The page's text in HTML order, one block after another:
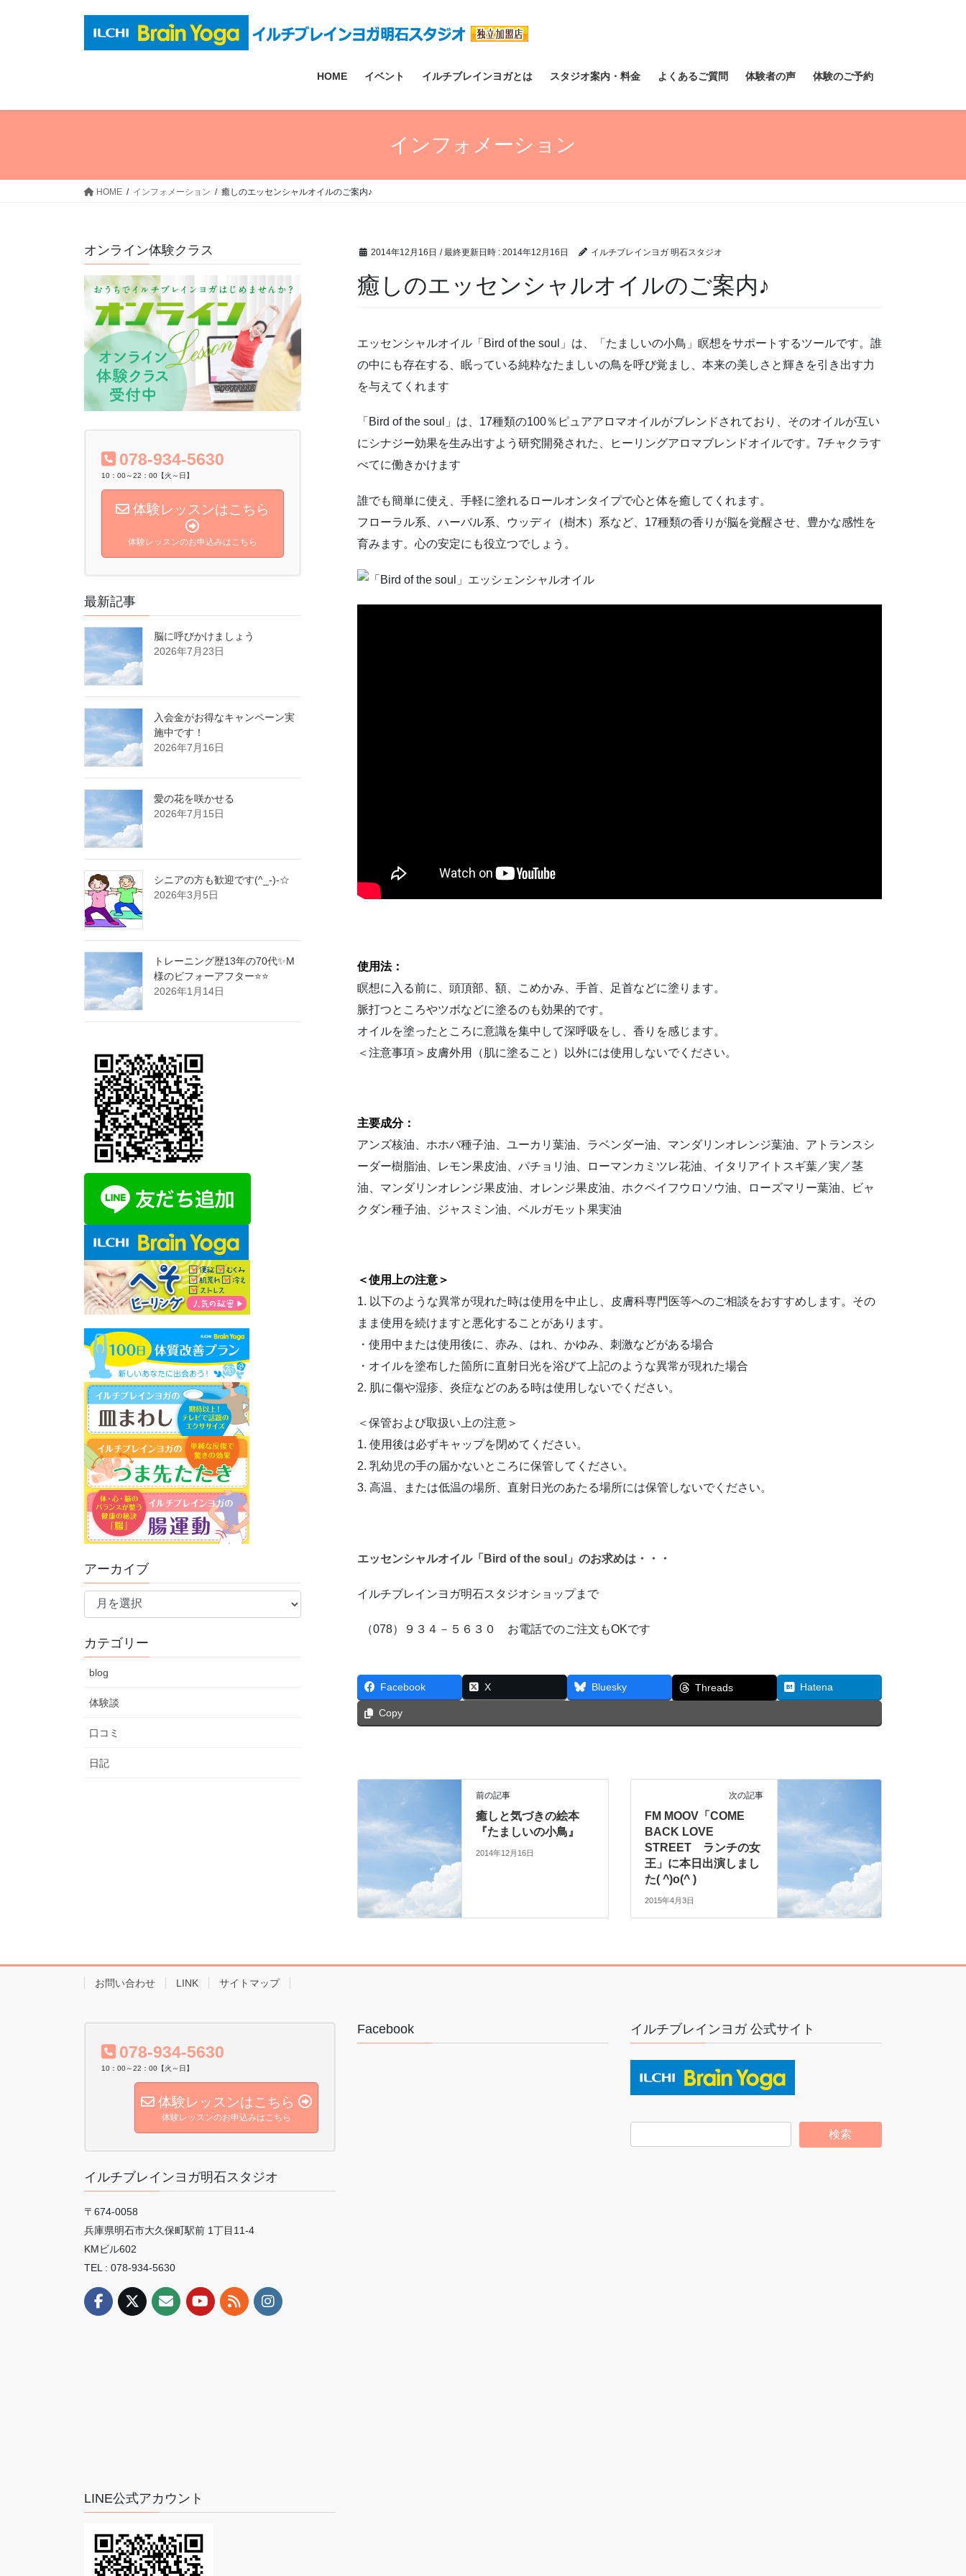
ス
ン
HOME イベント イルチブレインヨガとは スタジオ案内・料金 よくあるご質問 体験者の声 体験のご予約
インフォメーション
HOME インフォメーション 癒しのエッセンシャルオイルのご案内♪
2014年12月16日 / 最終更新日時 : 2014年12月16日 イルチブレインヨガ 明石スタジオ
癒しのエッセンシャルオイルのご案内♪
エッセンシャルオイル「Bird of the soul」は、「たましいの小鳥」瞑想をサポートするツールです。誰
の中にも存在する、眠っている純粋なたましいの鳥を呼び覚まし、本来の美しさと輝きを引き出す力
を与えてくれます
「Bird of the soul」は、17種類の100％ピュアアロマオイルがブレンドされており、そのオイルが互い
にシナジー効果を生み出すよう研究開発された、ヒーリングアロマブレンドオイルです。7チャクラす
べてに働きかけます
誰でも簡単に使え、手軽に塗れるロールオンタイプで心と体を癒してくれます。
フローラル系、ハーバル系、ウッディ（樹木）系など、17種類の香りが脳を覚醒させ、豊かな感性を
育みます。心の安定にも役立つでしょう。
使用法：
瞑想に入る前に、頭頂部、額、こめかみ、手首、足首などに塗ります。
脈打つところやツボなどに塗るのも効果的です。
オイルを塗ったところに意識を集中して深呼吸をし、香りを感じます。
＜注意事項＞皮膚外用（肌に塗ること）以外には使用しないでください。
主要成分：
アンズ核油、ホホバ種子油、ユーカリ葉油、ラベンダー油、マンダリンオレンジ葉油、アトランスシ
ーダー樹脂油、レモン果皮油、パチョリ油、ローマンカミツレ花油、イタリアイトスギ葉／実／茎
油、マンダリンオレンジ果皮油、オレンジ果皮油、ホクベイフウロソウ油、ローズマリー葉油、ビャ
クダン種子油、ジャスミン油、ベルガモット果実油
＜使用上の注意＞
1. 以下のような異常が現れた時は使用を中止し、皮膚科専門医等へのご相談をおすすめします。その
まま使用を続けますと悪化することがあります。
・使用中または使用後に、赤み、はれ、かゆみ、刺激などがある場合
・オイルを塗布した箇所に直射日光を浴びて上記のような異常が現れた場合
2. 肌に傷や湿疹、炎症などのある時は使用しないでください。
＜保管および取扱い上の注意＞
1. 使用後は必ずキャップを閉めてください。
2. 乳幼児の手の届かないところに保管してください。
3. 高温、または低温の場所、直射日光のあたる場所には保管しないでください。
エッセンシャルオイル「Bird of the soul」のお求めは・・・
イルチブレインヨガ明石スタジオショップまで
（078）９３４－５６３０ お電話でのご注文もOKです
Facebook X Bluesky Threads Hatena
Copy
前の記事
癒しと気づきの絵本
『たましいの小鳥』
2014年12月16日
次の記事
FM MOOV「COME
BACK LOVE
STREET ランチの女
王」に本日出演しまし
た( ^)o(^ )
2015年4月3日
オンライン体験クラス
078-934-5630
10：00～22：00【火～日】
体験レッスンはこちら
体験レッスンのお申込みはこちら
最新記事
脳に呼びかけましょう
2026年7月23日
入会金がお得なキャンペーン実
施中です！
2026年7月16日
愛の花を咲かせる
2026年7月15日
シニアの方も歓迎です(^_-)-☆
2026年3月5日
トレーニング歴13年の70代✨M
様のビフォーアフター⭐️⭐️
2026年1月14日
アーカイブ
ア
イ
ブ
カテゴリー
blog
体験談
口コミ
日記
お問い合わせ LINK サイトマップ
078-934-5630
10：00～22：00【火～日】
体験レッスンはこちら
体験レッスンのお申込みはこちら
イルチブレインヨガ明石スタジオ
〒674-0058
兵庫県明石市大久保町駅前 1丁目11-4
KMビル602
TEL : 078-934-5630
LINE公式アカウント
Facebook イルチブレインヨガ 公式サイト